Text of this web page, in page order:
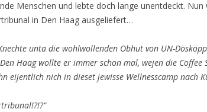
Menschen und lebte doch lange unentdeckt. Nun
in Den Haag ausgeliefert…
unta die wohlwollenden Obhut von UN-
Haag wollte er immer schon mal, wejen die Coffee
eijentlich nich in dieset jewisse Wellnesscamp nach